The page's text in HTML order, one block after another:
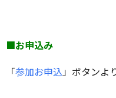
■お申込み
「参加お申込」ボタンよ